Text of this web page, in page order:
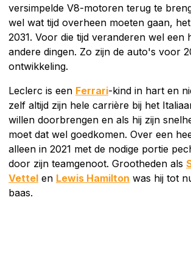
versimpelde V8-motoren terug te
wel wat tijd overheen moeten gaan,
2031. Voor die tijd veranderen wel een
andere dingen. Zo zijn de auto's voor
ontwikkeling.
Leclerc is een Ferrari-kind in hart en
zelf altijd zijn hele carrière bij het
willen doorbrengen en als hij zijn
moet dat wel goedkomen. Over een
alleen in 2021 met de nodige portie
door zijn teamgenoot. Grootheden als
Vettel en Lewis Hamilton was hij tot
baas.